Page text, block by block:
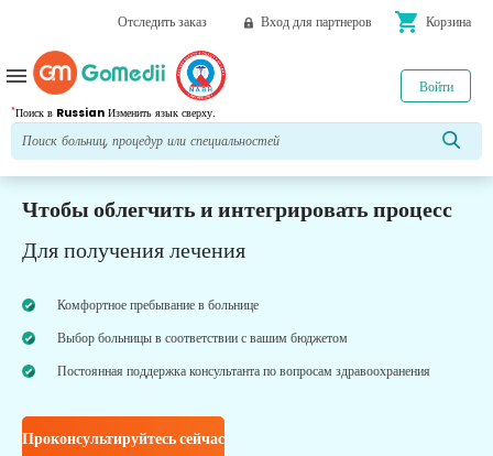
Отследить заказ Вход для партнеров shopping_cart Корзина
*Поиск в Russian Изменить язык сверху.
Войти
menu
Чтобы облегчить и интегрировать процесс
Для получения лечения
Комфортное пребывание в больнице
Выбор больницы в соответствии с вашим бюджетом
Постоянная поддержка консультанта по вопросам здравоохранения
Проконсультируйтесь сейчас